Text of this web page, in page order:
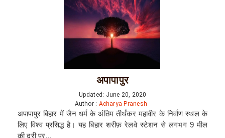
अपापापुर
Updated: June 20, 2020
Author : Acharya Pranesh
अपापापुर बिहार में जैन धर्म के अंतिम तीर्थंकर महावीर के निर्वाण स्थल के
लिए विश्व प्रसिद्ध है। यह बिहार शरीफ़ रेलवे स्टेशन से लगभग 9 मील
की दुरी पर...